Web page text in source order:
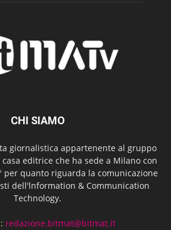
CHI SIAMO
giornalistica appartenente al gruppo
editrice che ha sede a Milano con
per quanto riguarda la comunicazione
dell'lnformation & Communication
Technology.
redazione.bitmat@bitmat.it